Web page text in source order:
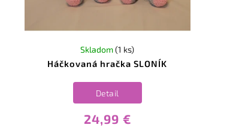
Háčkovaná hračka SLONÍK
Skladom(1 ks)
24,99 €
Detail